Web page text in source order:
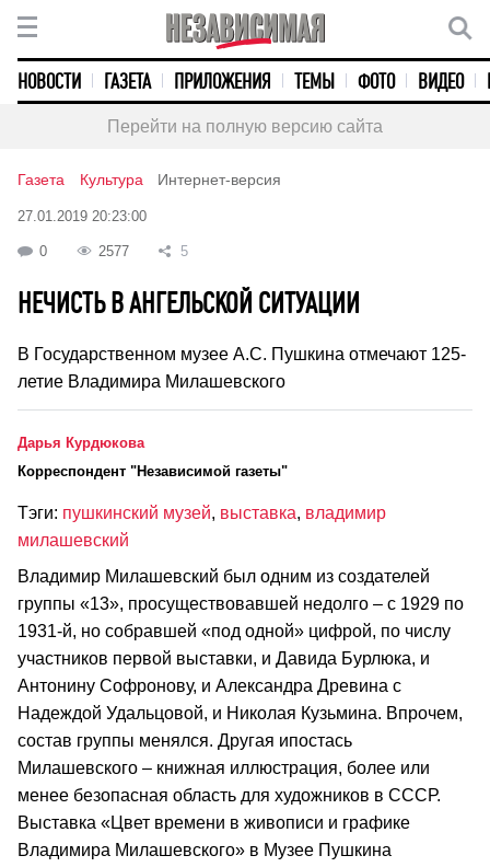
НОВОСТИ ГАЗЕТА ПРИЛОЖЕНИЯ ТЕМЫ ФОТО ВИДЕО
Перейти на полную версию сайта
Газета Культура Интернет-версия
27.01.2019 20:23:00
0 2577 5
НЕЧИСТЬ В АНГЕЛЬСКОЙ СИТУАЦИИ
В Государственном музее А.С. Пушкина отмечают 125-
летие Владимира Милашевского
Дарья Курдюкова
Корреспондент "Независимой газеты"
Тэги: пушкинский музей, выставка, владимир
милашевский
Владимир Милашевский был одним из создателей
группы «13», просуществовавшей недолго – с 1929 по
1931-й, но собравшей «под одной» цифрой, по числу
участников первой выставки, и Давида Бурлюка, и
Антонину Софронову, и Александра Древина с
Надеждой Удальцовой, и Николая Кузьмина. Впрочем,
состав группы менялся. Другая ипостась
Милашевского – книжная иллюстрация, более или
менее безопасная область для художников в СССР.
Выставка «Цвет времени в живописи и графике
Владимира Милашевского» в Музее Пушкина